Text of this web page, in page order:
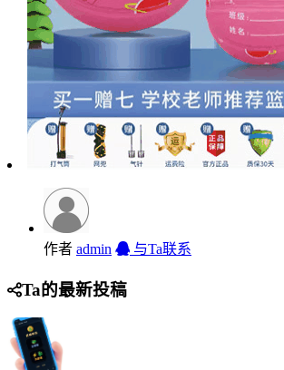
作者 admin 与Ta联系
Ta的最新投稿